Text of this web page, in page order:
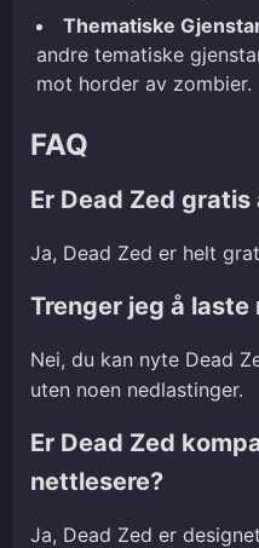
Thematiske
andre tematiske
mot horder av zombier.
FAQ
Er Dead Zed gratis
Ja, Dead Zed er helt
Trenger jeg å laste
Nei, du kan nyte Dead
uten noen nedlastinger.
Er Dead Zed
nettlesere?
Ja, Dead Zed er